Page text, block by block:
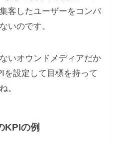
客したユーザーをコンバ
いのです。
いオウンドメディアだか
を設定して目標を持って
。
KPIの例